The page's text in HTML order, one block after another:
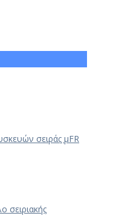
σειράς μFR
σειριακής